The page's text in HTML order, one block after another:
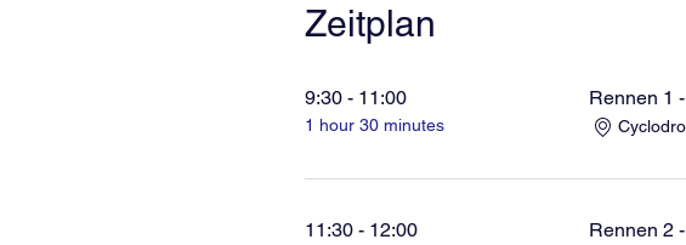
Zeitplan
9:30 - 11:00
1 hour 30 minutes
Rennen 1
11:30 - 12:00 Rennen 2